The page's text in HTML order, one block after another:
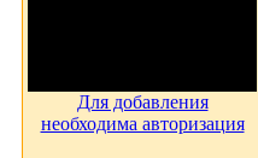
Для добавления
необходима авторизация